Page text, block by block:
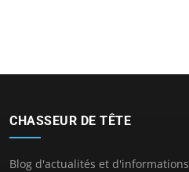
CHASSEUR DE TÊTE
Blog d'actualités et d'informations